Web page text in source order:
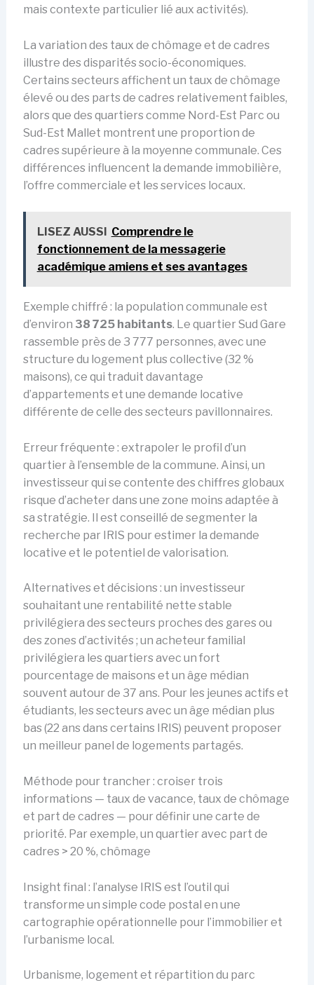
mais contexte particulier lié aux activités).
La variation des taux de chômage et de cadres
illustre des disparités socio-économiques.
Certains secteurs affichent un taux de chômage
élevé ou des parts de cadres relativement faibles,
alors que des quartiers comme Nord-Est Parc ou
Sud-Est Mallet montrent une proportion de
cadres supérieure à la moyenne communale. Ces
différences influencent la demande immobilière,
l’offre commerciale et les services locaux.
LISEZ AUSSI
Comprendre le
fonctionnement de la messagerie
académique amiens et ses avantages
Exemple chiffré : la population communale est
d’environ 38 725 habitants. Le quartier Sud Gare
rassemble près de 3 777 personnes, avec une
structure du logement plus collective (32 %
maisons), ce qui traduit davantage
d’appartements et une demande locative
différente de celle des secteurs pavillonnaires.
Erreur fréquente : extrapoler le profil d’un
quartier à l’ensemble de la commune. Ainsi, un
investisseur qui se contente des chiffres globaux
risque d’acheter dans une zone moins adaptée à
sa stratégie. Il est conseillé de segmenter la
recherche par IRIS pour estimer la demande
locative et le potentiel de valorisation.
Alternatives et décisions : un investisseur
souhaitant une rentabilité nette stable
privilégiera des secteurs proches des gares ou
des zones d’activités ; un acheteur familial
privilégiera les quartiers avec un fort
pourcentage de maisons et un âge médian
souvent autour de 37 ans. Pour les jeunes actifs et
étudiants, les secteurs avec un âge médian plus
bas (22 ans dans certains IRIS) peuvent proposer
un meilleur panel de logements partagés.
Méthode pour trancher : croiser trois
informations — taux de vacance, taux de chômage
et part de cadres — pour définir une carte de
priorité. Par exemple, un quartier avec part de
cadres > 20 %, chômage
Insight final : l’analyse IRIS est l’outil qui
transforme un simple code postal en une
cartographie opérationnelle pour l’immobilier et
l’urbanisme local.
Urbanisme, logement et répartition du parc